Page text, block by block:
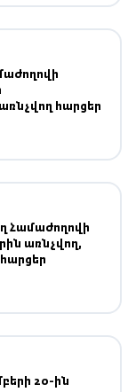
հարցեր
Համաժողովի
առնչվող,
20-ին